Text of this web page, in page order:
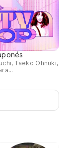
Taeko Ohnuki,